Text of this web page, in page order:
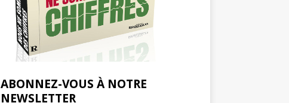
ABONNEZ-VOUS À NOTRE
NEWSLETTER